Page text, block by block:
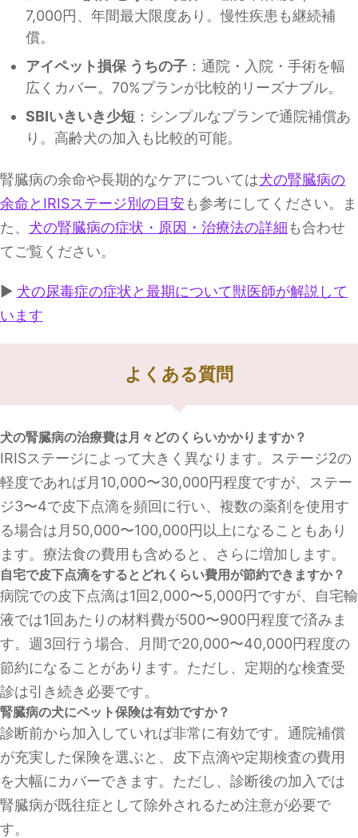
7,000円、年間最大限度あり。慢性疾患も継続補
償。
アイペット損保 うちの子 ：通院・入院・手術を幅
広くカバー。70%プランが比較的リーズナブル。
SBIいきいき少短 ：シンプルなプランで通院補償あ
り。高齢犬の加入も比較的可能。
腎臓病の余命や長期的なケアについては犬の腎臓病の
余命とIRISステージ別の目安も参考にしてください。ま
た、 犬の腎臓病の症状・原因・治療法の詳細も合わせ
てご覧ください。
▶ 犬の尿毒症の症状と最期について獣医師が解説して
います
よくある質問
犬の腎臓病の治療費は月々どのくらいかかりますか？
IRISステージによって大きく異なります。ステージ2の
軽度であれば月10,000〜30,000円程度ですが、ステー
ジ3〜4で皮下点滴を頻回に行い、複数の薬剤を使用す
る場合は月50,000〜100,000円以上になることもあり
ます。療法食の費用も含めると、さらに増加します。
自宅で皮下点滴をするとどれくらい費用が節約できますか？
病院での皮下点滴は1回2,000〜5,000円ですが、自宅輸
液では1回あたりの材料費が500〜900円程度で済みま
す。週3回行う場合、月間で20,000〜40,000円程度の
節約になることがあります。ただし、定期的な検査受
診は引き続き必要です。
腎臓病の犬にペット保険は有効ですか？
診断前から加入していれば非常に有効です。通院補償
が充実した保険を選ぶと、皮下点滴や定期検査の費用
を大幅にカバーできます。ただし、診断後の加入では
腎臓病が既往症として除外されるため注意が必要で
す。